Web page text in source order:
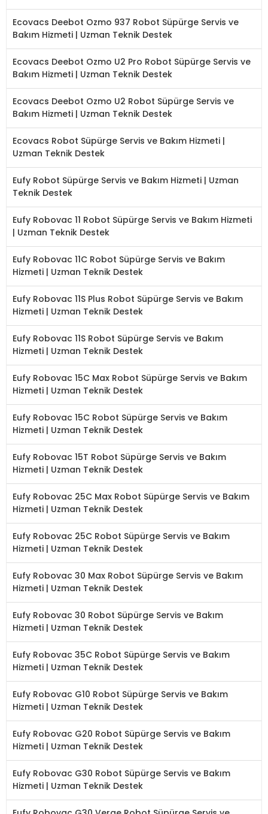
Ecovacs Deebot Ozmo 937 Robot Süpürge Servis ve
Bakım Hizmeti | Uzman Teknik Destek
Ecovacs Deebot Ozmo U2 Pro Robot Süpürge Servis ve
Bakım Hizmeti | Uzman Teknik Destek
Ecovacs Deebot Ozmo U2 Robot Süpürge Servis ve
Bakım Hizmeti | Uzman Teknik Destek
Ecovacs Robot Süpürge Servis ve Bakım Hizmeti |
Uzman Teknik Destek
Eufy Robot Süpürge Servis ve Bakım Hizmeti | Uzman
Teknik Destek
Eufy Robovac 11 Robot Süpürge Servis ve Bakım Hizmeti
| Uzman Teknik Destek
Eufy Robovac 11C Robot Süpürge Servis ve Bakım
Hizmeti | Uzman Teknik Destek
Eufy Robovac 11S Plus Robot Süpürge Servis ve Bakım
Hizmeti | Uzman Teknik Destek
Eufy Robovac 11S Robot Süpürge Servis ve Bakım
Hizmeti | Uzman Teknik Destek
Eufy Robovac 15C Max Robot Süpürge Servis ve Bakım
Hizmeti | Uzman Teknik Destek
Eufy Robovac 15C Robot Süpürge Servis ve Bakım
Hizmeti | Uzman Teknik Destek
Eufy Robovac 15T Robot Süpürge Servis ve Bakım
Hizmeti | Uzman Teknik Destek
Eufy Robovac 25C Max Robot Süpürge Servis ve Bakım
Hizmeti | Uzman Teknik Destek
Eufy Robovac 25C Robot Süpürge Servis ve Bakım
Hizmeti | Uzman Teknik Destek
Eufy Robovac 30 Max Robot Süpürge Servis ve Bakım
Hizmeti | Uzman Teknik Destek
Eufy Robovac 30 Robot Süpürge Servis ve Bakım
Hizmeti | Uzman Teknik Destek
Eufy Robovac 35C Robot Süpürge Servis ve Bakım
Hizmeti | Uzman Teknik Destek
Eufy Robovac G10 Robot Süpürge Servis ve Bakım
Hizmeti | Uzman Teknik Destek
Eufy Robovac G20 Robot Süpürge Servis ve Bakım
Hizmeti | Uzman Teknik Destek
Eufy Robovac G30 Robot Süpürge Servis ve Bakım
Hizmeti | Uzman Teknik Destek